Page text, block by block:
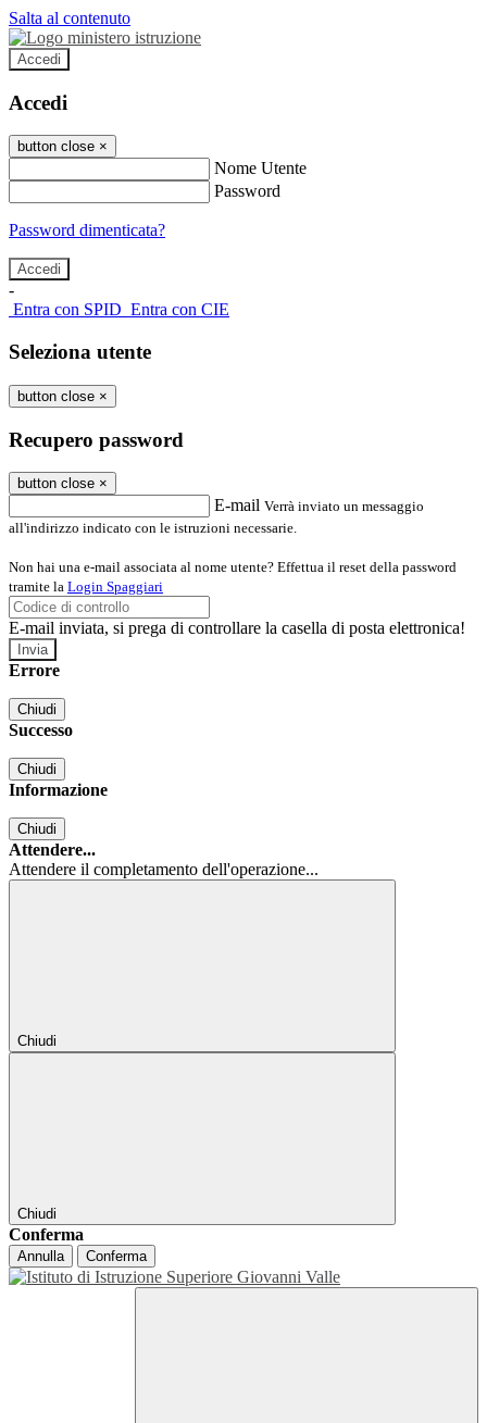
Salta al contenuto
Accedi
Accedi
button close ×
Nome Utente
Password
Password dimenticata?
-
Entra con SPID Entra con CIE
Seleziona utente
button close ×
Recupero password
button close ×
E-mail Verrà inviato un messaggio
all'indirizzo indicato con le istruzioni necessarie.
Non hai una e-mail associata al nome utente? Effettua il reset della password
tramite la Login Spaggiari
E-mail inviata, si prega di controllare la casella di posta elettronica!
Errore
Chiudi
Successo
Chiudi
Informazione
Chiudi
Attendere...
Attendere il completamento dell'operazione...
Chiudi
Chiudi
Conferma
Annulla Conferma